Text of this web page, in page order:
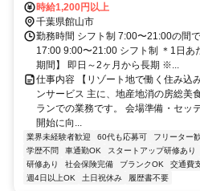
支給！ 東京～館山駅 →JR館山駅よりバスで20分 ※ご自宅からの通勤
も相談OK！住み込みを希望されない
い。
時給1,200円以上
千葉県館山市
勤務時間 シフト制 7:00〜21:00の間
17:00 9:00〜21:00 シフト制 ＊1日あ
期間】 即日～2ヶ月から長期 ※...
仕事内容 【リゾート地で働く住み込
ンサービス 主に、地産地消の房総美
ランでの業務です。 会場準備・セッ
開始に向...
業界未経験者歓迎 60代も応募可 フリーター
学歴不問
車通勤OK スタートアップ研修あり
研修あり
社会保険完備 ブランクOK 交通費
週4日以上OK
土日祝休み 履歴書不要